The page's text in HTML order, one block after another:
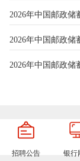
2026年中国邮政储
2026年中国邮政
2026年中国邮政
2026年中国邮政
山西农商联合银行
招聘公告 银行